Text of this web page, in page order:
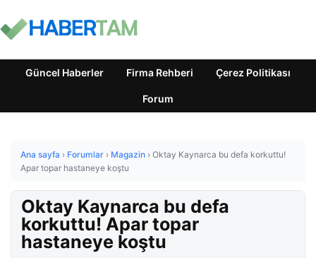
Güncel Haberler Firma Rehberi Çerez Politikası
Forum
Ana sayfa › Forumlar › Magazin › Oktay Kaynarca bu defa korkuttu!
Apar topar hastaneye koştu
Oktay Kaynarca bu defa
korkuttu! Apar topar
hastaneye koştu